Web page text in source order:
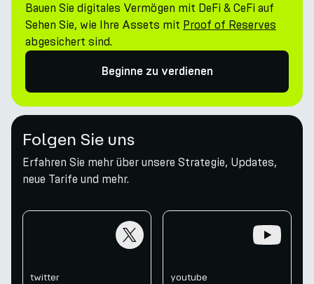
Bauen Sie digitales Vermögen mit DeFi & CeFi auf
Sehen Sie, wie Ihre Assets mit Proof of Reserves
abgesichert sind.
Beginne zu verdienen
Folgen Sie uns
Erfahren Sie mehr über unsere Strategie, Updates,
neue Tarife und mehr.
twitter youtube